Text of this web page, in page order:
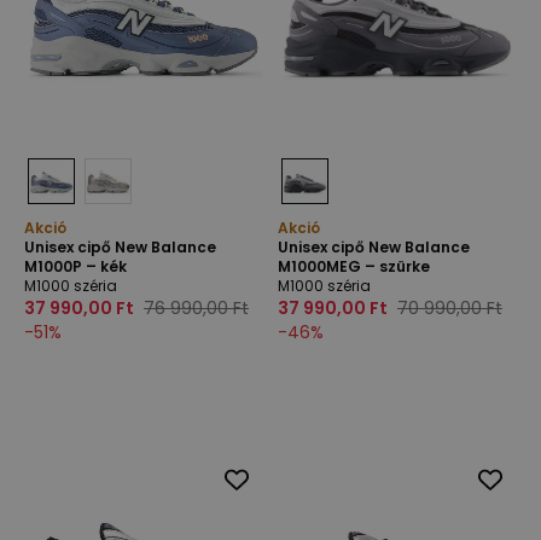
Akció
Unisex cipő New Balance
M1000P – kék
M1000 széria
37 990,00 Ft 76 990,00 Ft
-51%
Akció
Unisex cipő New Balance
M1000MEG – szürke
M1000 széria
37 990,00 Ft 70 990,00 Ft
-46%